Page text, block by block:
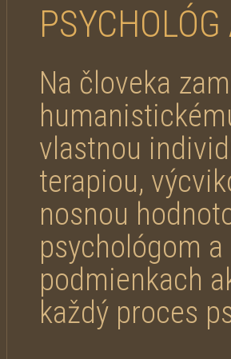
Na človeka
vlastnou
terapiou,
nosnou
psychológom
podmienkach
každý proces